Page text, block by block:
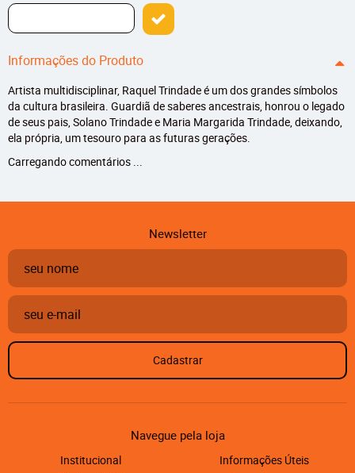
Informações do Produto
Artista multidisciplinar, Raquel Trindade é um dos grandes símbolos
da cultura brasileira. Guardiã de saberes ancestrais, honrou o legado
de seus pais, Solano Trindade e Maria Margarida Trindade, deixando,
ela própria, um tesouro para as futuras gerações.
Carregando comentários ...
Newsletter
Cadastrar
Navegue pela loja
Institucional
Informações Úteis